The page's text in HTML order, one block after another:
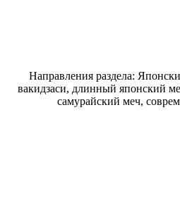
Направления раздела:
вакидзаси, длинный японский
самурайский меч,